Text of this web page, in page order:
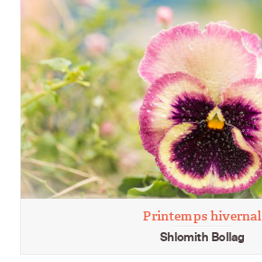
Printemps hivernal
Shlomith Bollag